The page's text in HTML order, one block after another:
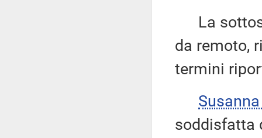
La
da remoto,
termini
soddisfatta